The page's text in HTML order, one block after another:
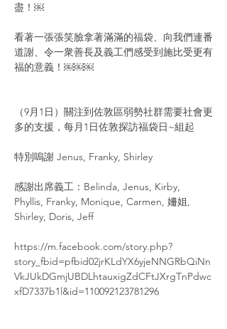
盡！￼
看著一張張笑臉拿著滿滿的福袋、向我們連番
道謝、令一衆善長及義工們感受到施比受更有
福的意義！￼￼￼
（9月1日）關注到佐敦區弱勢社群需要社會更
多的支援，每月1日佐敦探訪福袋日~組起
特別嗚謝 Jenus, Franky, Shirley
感謝出席義工：Belinda, Jenus, Kirby,
Phyllis, Franky, Monique, Carmen, 姍姐,
Shirley, Doris, Jeff
https://m.facebook.com/story.php?
story_fbid=pfbid02jrKLdYX6yjeNNGRbQiNn
VkJUkDGmjUBDLhtauxigZdCFtJXrgTnPdwc
xfD7337b1l&id=110092123781296